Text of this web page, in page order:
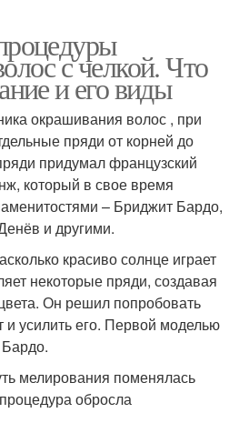
с челкой. Что
и его виды
окрашивания волос , при
пряди от корней до
придумал французский
который в свое время
– Бриджит Бардо,
и другими.
красиво солнце играет
некоторые пряди, создавая
Он решил попробовать
и усилить его. Первой моделью
мелирования поменялась
обросла